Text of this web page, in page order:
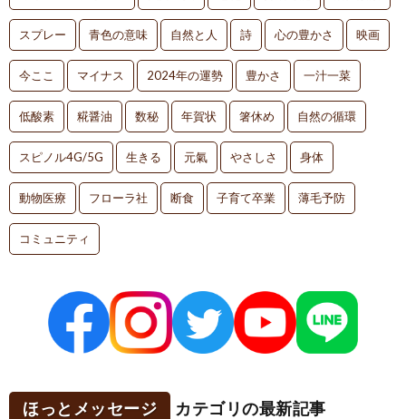
スプレー 青色の意味 自然と人 詩 心の豊かさ 映画
今ここ マイナス 2024年の運勢 豊かさ 一汁一菜
低酸素 糀醤油 数秘 年賀状 箸休め 自然の循環
スピノル4G/5G 生きる 元氣 やさしさ 身体
動物医療 フローラ社 断食 子育て卒業 薄毛予防
コミュニティ
ほっとメッセージ カテゴリの最新記事